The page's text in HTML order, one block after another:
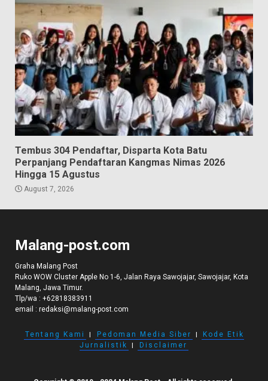
Tembus 304 Pendaftar, Disparta Kota Batu
Perpanjang Pendaftaran Kangmas Nimas 2026
Hingga 15 Agustus
August 7, 2026
Malang-post.com
Graha Malang Post
Ruko WOW Cluster Apple No 1-6, Jalan Raya Sawojajar, Sawojajar, Kota
Malang, Jawa Timur.
Tlp/wa : +62818383911
email : redaksi@malang-post.com
Tentang Kami I Pedoman Media Siber I
Kode Etik
Jurnalistik
I Disclaimer